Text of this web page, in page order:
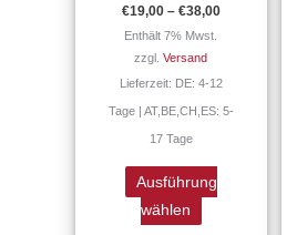
€19,00 – €38,00
Enthält 7% Mwst.
zzgl.Versand
Lieferzeit: DE: 4-12
Tage | AT,BE,CH,ES: 5-
17 Tage
Ausführung
wählen
Varianten
auf.
der